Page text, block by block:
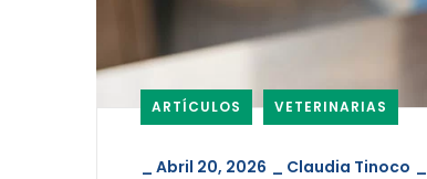
ARTÍCULOS VETERINARIAS
_ Abril 20, 2026 _ Claudia Tinoco _